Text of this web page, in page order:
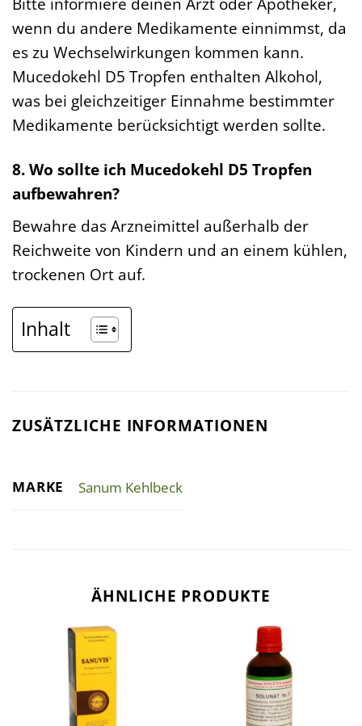
wenn du andere Medikamente einnimmst, da
es zu Wechselwirkungen kommen kann.
Mucedokehl D5 Tropfen enthalten Alkohol,
was bei gleichzeitiger Einnahme bestimmter
Medikamente berücksichtigt werden sollte.
8. Wo sollte ich Mucedokehl D5 Tropfen
aufbewahren?
Bewahre das Arzneimittel außerhalb der
Reichweite von Kindern und an einem kühlen,
trockenen Ort auf.
Inhalt
ZUSÄTZLICHE INFORMATIONEN
MARKE Sanum Kehlbeck
ÄHNLICHE PRODUKTE